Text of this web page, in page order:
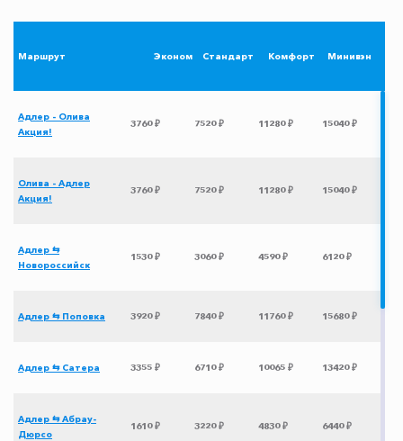
Маршрут Эконом Стандарт Комфорт Минивэн
Адлер - Олива
Акция!
3760 ₽ 7520 ₽ 11280 ₽ 15040 ₽
Олива - Адлер
Акция!
3760 ₽ 7520 ₽ 11280 ₽ 15040 ₽
Адлер ⇆
Новороссийск
1530 ₽ 3060 ₽ 4590 ₽ 6120 ₽
Адлер ⇆ Поповка 3920 ₽ 7840 ₽ 11760 ₽ 15680 ₽
Адлер ⇆ Сатера 3355 ₽ 6710 ₽ 10065 ₽ 13420 ₽
Адлер ⇆ Абрау-
Дюрсо
1610 ₽ 3220 ₽ 4830 ₽ 6440 ₽